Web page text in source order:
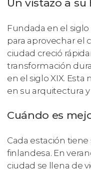
Un vistazo a su
Fundada en el
para aprovechar el
ciudad creció
transformación
en el siglo XIX.
en su arquitectura
Cuándo es
Cada estación
finlandesa. En
ciudad se llena de